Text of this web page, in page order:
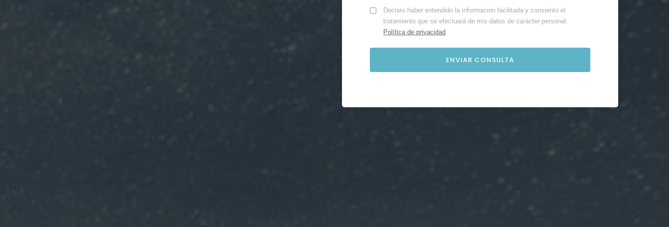
Declaro haber entendido la información facilitada y consiento el
tratamiento que se efectuará de mis datos de carácter personal.
Política de privacidad.